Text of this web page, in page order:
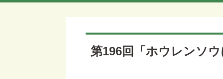
第196回「ホウレンソ